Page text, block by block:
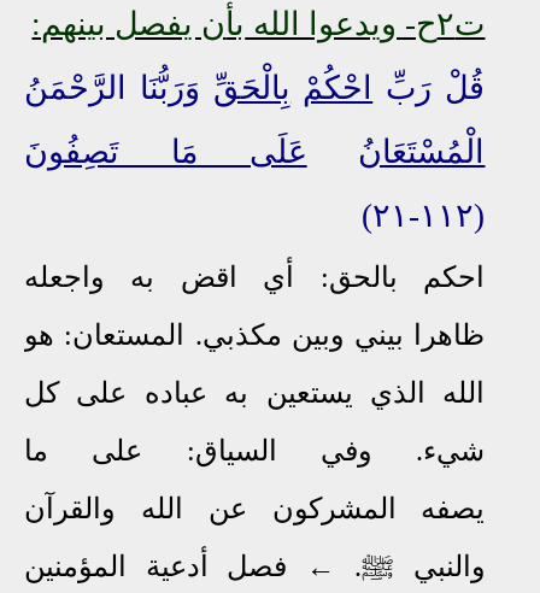
ت٢ح- ويدعوا الله
بأن يفصل بينهم:
قُلْ رَبِّ
احْكُمْ
وَرَبُّنَا الرَّحْمَنُ
الْمُسْتَعَانُ
عَلَى مَا تَصِفُونَ
(١١٢-٢١)
احكم بالحق: أي اقض به واجعله
ظاهرا
بيني وبين مكذبي.
المستعان: هو
الله الذي يستعين به عباده على كل
شيء. وفي السياق: على ما
يصفه المشركون عن الله والقرآن
والنبي ﷺ.
← فصل أدعية المؤمنين